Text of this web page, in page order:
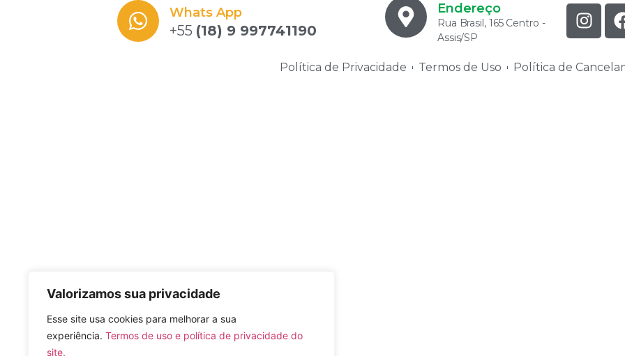
Valorizamos sua privacidade
Esse site usa cookies para melhorar a sua
experiência. Termos de uso e política de privacidade do
site.
Whats App
+55 (18) 9 997741190
Endereço
Rua Brasil, 165 Centro -
Assis/SP
Política de Privacidade Termos de Uso Política de